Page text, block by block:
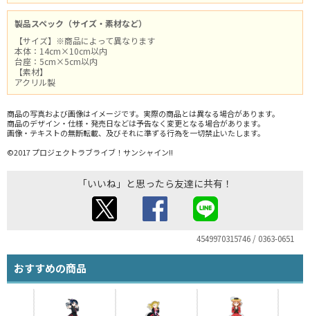
製品スペック（サイズ・素材など）
【サイズ】※商品によって異なります
本体：14cm×10cm以内
台座：5cm×5cm以内
【素材】
アクリル製
商品の写真および画像はイメージです。実際の商品とは異なる場合があります。
商品のデザイン・仕様・発売日などは予告なく変更となる場合があります。
画像・テキストの無断転載、及びそれに準ずる行為を一切禁止いたします。
©2017 プロジェクトラブライブ！サンシャイン!!
「いいね」と思ったら友達に共有！
4549970315746 / 0363-0651
おすすめの商品